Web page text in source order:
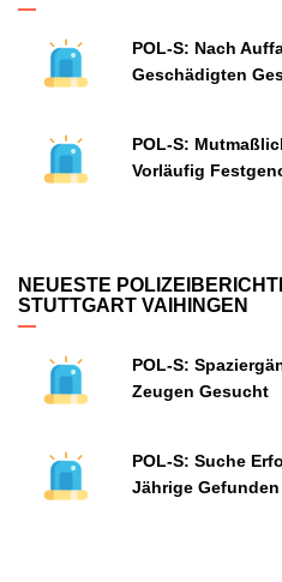
POL-S: Nach
Geschädigten
POL-S:
Vorläufig
NEUESTE
STUTTGART VAIHINGEN
POL-S:
Zeugen Gesucht
POL-S: Suche
Jährige Gefunden